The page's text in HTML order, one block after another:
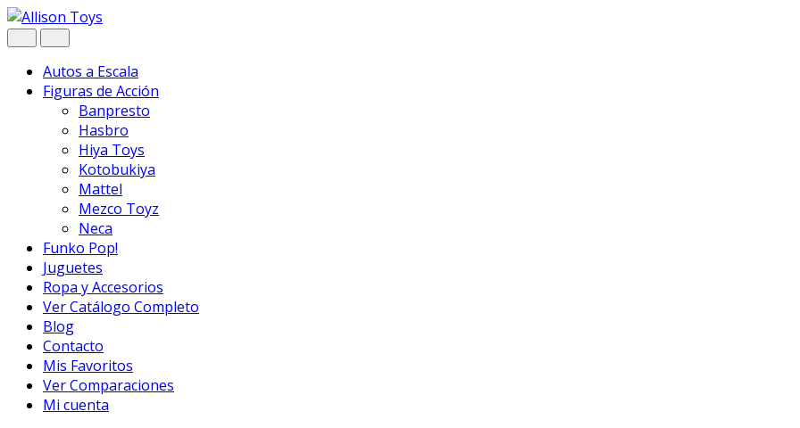
Navegar
Ir
al
Autos a Escala
Figuras de Acción
Banpresto
Hasbro
Hiya Toys
Kotobukiya
Mattel
Mezco Toyz
Neca
Funko Pop!
Juguetes
Ropa y Accesorios
Ver Catálogo Completo
Blog
Contacto
Mis Favoritos
Ver Comparaciones
Mi cuenta